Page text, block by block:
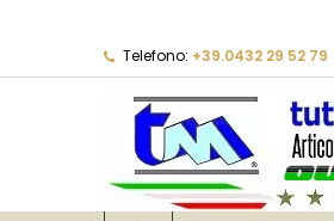
Telefono: +39.0432 29 52 79